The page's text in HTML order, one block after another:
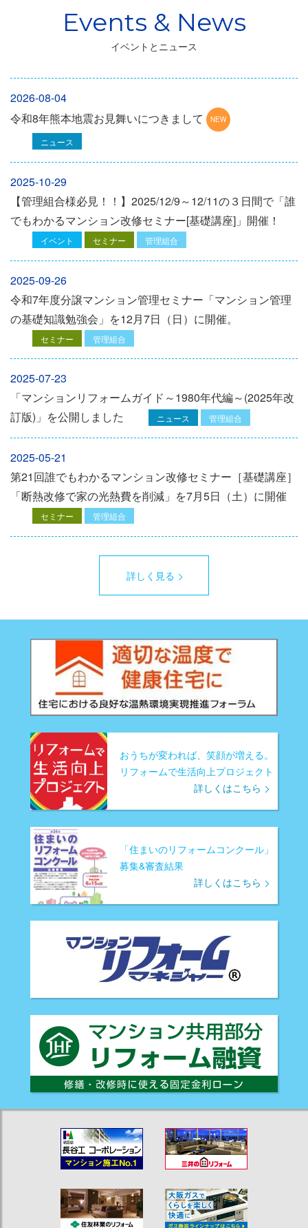
イベントとニュース
2026-08-04
令和8年熊本地震お見舞いにつきまして
ニュース
2025-10-29
【管理組合様必見！！】2025/12/9～12/11の３日間で「誰
でもわかるマンション改修セミナー[基礎講座]」開催！
イベント セミナー 管理組合
2025-09-26
令和7年度分譲マンション管理セミナー「マンション管理
の基礎知識勉強会」を12⽉7⽇（⽇）に開催。
セミナー 管理組合
2025-07-23
「マンションリフォームガイド～1980年代編～(2025年改
訂版)」を公開しました
ニュース 管理組合
2025-05-21
第21回誰でもわかるマンション改修セミナー［基礎講座］
「断熱改修で家の光熱費を削減」を7月5日（土）に開催
セミナー 管理組合
詳しく見る
おうちが変われば、笑顔が増える。
リフォームで生活向上プロジェクト
詳しくはこちら
「住まいのリフォームコンクール」
募集&審査結果
詳しくはこちら